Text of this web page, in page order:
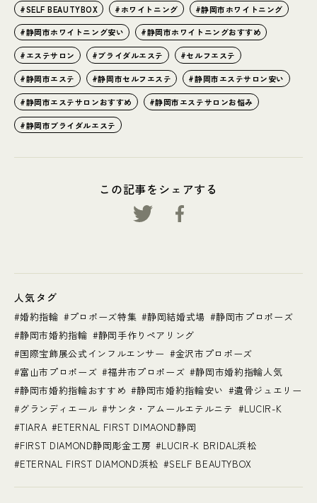
SELF BEAUTYBOX ホワイトニング 静岡市ホワイトニング
静岡市ホワイトニング安い 静岡市ホワイトニングおすすめ
エステサロン ブライダルエステ セルフエステ
静岡市エステ 静岡市セルフエステ 静岡市エステサロン安い
静岡市エステサロンおすすめ 静岡市エステサロンお悩み
静岡市ブライダルエステ
この記事をシェアする
人気タグ
婚約指輪 プロポーズ特集 静岡結婚式場
静岡市プロポーズ
静岡市婚約指輪
静岡手作りペアリング
国際宝飾展公式インフルエンサー
金沢市プロポーズ
富山市プロポーズ
福井市プロポーズ
静岡市婚約指輪人気
静岡市婚約指輪おすすめ
静岡市婚約指輪安い
遺骨ジュエリー
グランディエール
サンタ・アムールエテルニテ
LUCIR-K
TIARA
ETERNAL FIRST DIMAOND静岡
FIRST DIAMOND静岡彫金工房
LUCIR-K BRIDAL浜松
ETERNAL FIRST DIAMOND浜松
SELF BEAUTYBOX